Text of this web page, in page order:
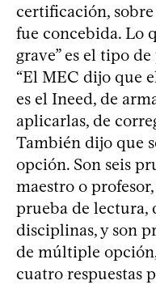
certificación,
fue concebida. Lo
grave” es el tipo
“El MEC dijo que
es el Ineed, de
aplicarlas, de
También dijo que
opción. Son seis
maestro o
prueba de lectura,
disciplinas, y son
de múltiple
cuatro respuestas